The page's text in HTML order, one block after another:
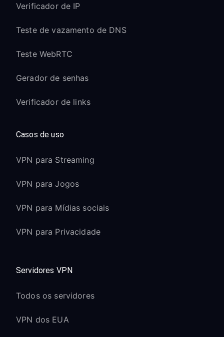
Verificador de IP
Teste de vazamento de DNS
Teste WebRTC
Gerador de senhas
Verificador de links
Casos de uso
VPN para Streaming
VPN para Jogos
VPN para Mídias sociais
VPN para Privacidade
Servidores VPN
Todos os servidores
VPN dos EUA